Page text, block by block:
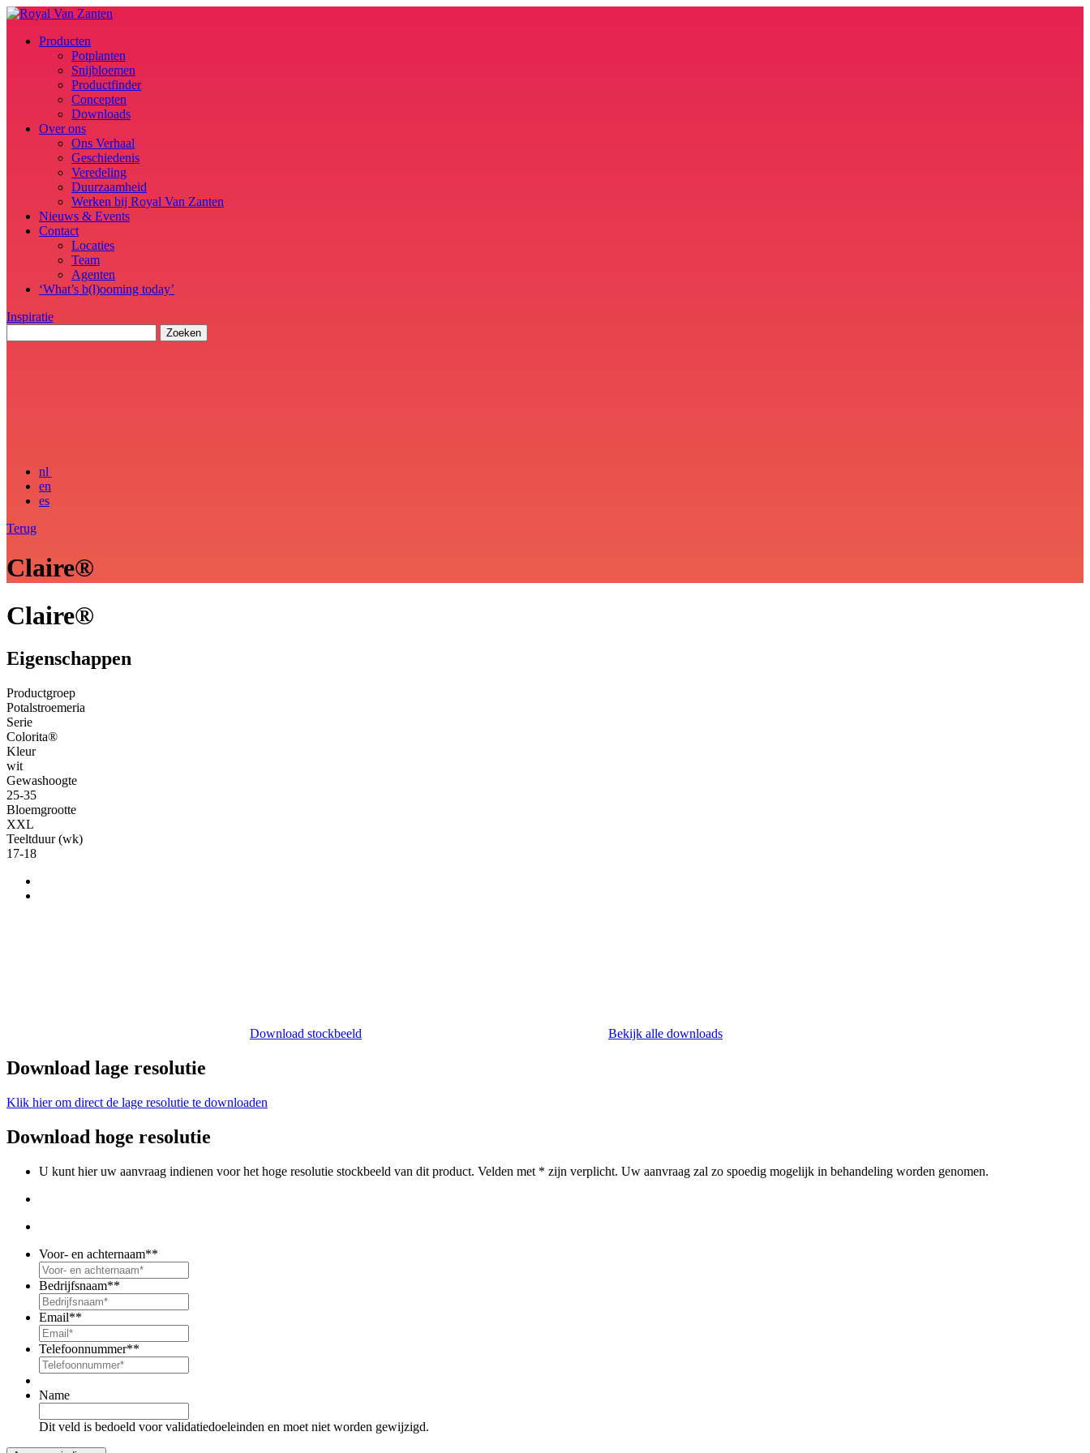
Producten
Potplanten
Snijbloemen
Productfinder
Concepten
Downloads
Over ons
Ons Verhaal
Geschiedenis
Veredeling
Duurzaamheid
Werken bij Royal Van Zanten
Nieuws & Events
Contact
Locaties
Team
Agenten
‘What’s b(l)ooming today’
Inspiratie
nl
en
es
Terug
Claire®
Claire®
Eigenschappen
Productgroep
Potalstroemeria
Serie
Colorita®
Kleur
wit
Gewashoogte
25-35
Bloemgrootte
XXL
Teeltduur (wk)
17-18
Download stockbeeld Bekijk alle downloads
Download lage resolutie
Klik hier om direct de lage resolutie te downloaden
Download hoge resolutie
U kunt hier uw aanvraag indienen voor het hoge resolutie stockbeeld van dit product. Velden met * zijn verplicht. Uw aanvraag zal zo spoedig mogelijk in behandeling worden genomen.
Voor- en achternaam**
Bedrijfsnaam**
Email**
Telefoonnummer**
Name
Dit veld is bedoeld voor validatiedoeleinden en moet niet worden gewijzigd.